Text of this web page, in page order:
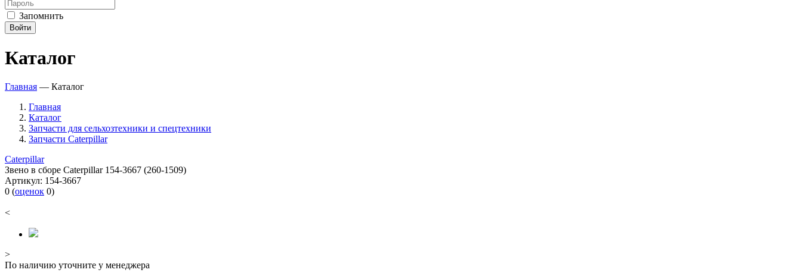
Запомнить
Войти
Каталог
Главная — Каталог
Главная
Каталог
Запчасти для сельхозтехники и спецтехники
Запчасти Caterpillar
Caterpillar
Звено в сборе Caterpillar 154-3667 (260-1509)
Артикул: 154-3667
0 (оценок 0)
<
>
По наличию уточните у менеджера